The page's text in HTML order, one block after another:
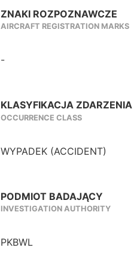
ZNAKI ROZPOZNAWCZE
AIRCRAFT REGISTRATION MARKS
-
KLASYFIKACJA ZDARZENIA
OCCURRENCE CLASS
WYPADEK (ACCIDENT)
PODMIOT BADAJĄCY
INVESTIGATION AUTHORITY
PKBWL